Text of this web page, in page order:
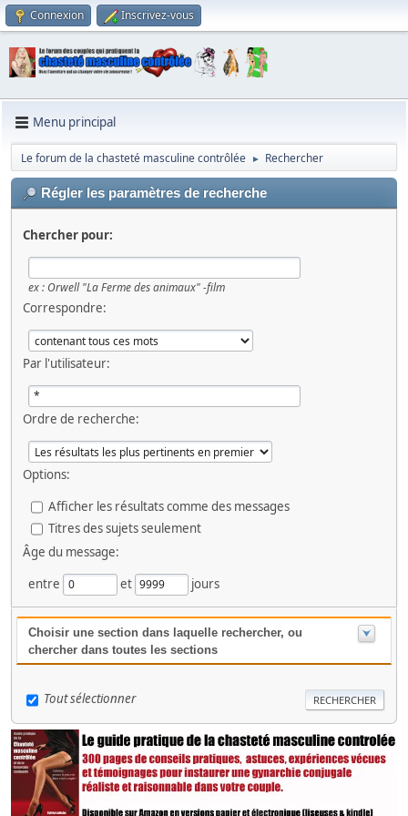
Connexion Inscrivez-vous
Menu principal
Le forum de la chasteté masculine contrôlée ► Rechercher
Régler les paramètres de recherche
Chercher pour:
ex : Orwell "La Ferme des animaux" -film
Correspondre:
Par l'utilisateur:
Ordre de recherche:
Options:
Afficher les résultats comme des messages
Titres des sujets seulement
Âge du message:
entre
et jours
Choisir une section dans laquelle rechercher, ou
chercher dans toutes les sections
Tout sélectionner